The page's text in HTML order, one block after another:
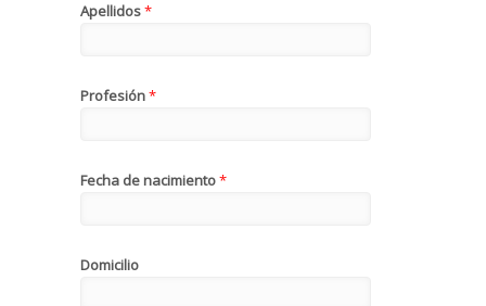
Apellidos*
Profesión*
Fecha de nacimiento*
Domicilio